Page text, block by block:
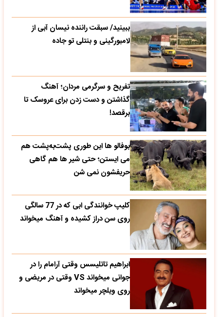
ببینید/ سبقت راننده نیسان آبی از
لامبورگینی و بنتلی تو جاده
تفریح و سرگرمی مردان؛ آهنگ
گذاشتن و دست زدن برای عروسک تا
برقصد!
بوفالو ها این‌ طوری پشت‌به‌پشت هم
می‌ ایستن؛ حتی شیر ها هم گاهی
حریفشون نمی‌ شن
کلیپ خوانندگی ابی که در 77 سالگی
روی سن دراز کشیده و آهنگ میخواند
ابراهیم تاتلیسس وقتی آرامام را در
جوانی میخواند VS وقتی در مریضی و
روی ویلچر میخواند